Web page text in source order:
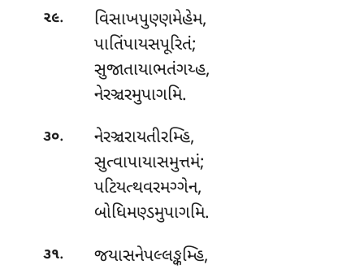
૨૯.
વિસાખપુણ્ણમેહેમ,
પાતિંપાયસપૂરિતં;
સુજાતાયાભતંગય્હ,
નેરઞ્ચરમુપાગમિ.
૩૦. નેરઞ્ચરાયતીરમ્હિ,
સુત્વાપાયાસમુત્તમં;
પટિયત્થવરમગ્ગેન,
બોધિમણ્ડમુપાગમિ.
૩૧. જયાસનેપલ્લઙ્કમ્હિ,